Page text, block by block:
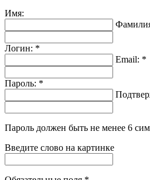
Имя:
Логин: *
Email: *
Пароль: *
Пароль должен быть не менее 6
Введите слово на картинке